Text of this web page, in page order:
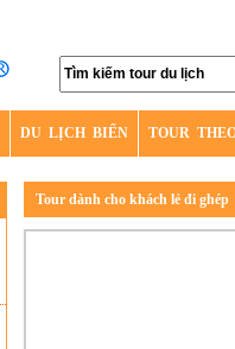
DU LỊCH BIỂN TOUR
Tour dành cho khách lẻ đi ghép